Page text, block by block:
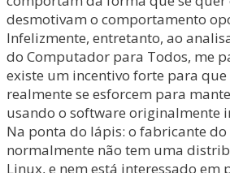
desmotivam o comportamento
Infelizmente, entretanto, ao
do Computador para Todos, me
existe um incentivo forte para
realmente se esforcem para
usando o software originalmente
Na ponta do lápis: o fabricante
normalmente não tem uma
Linux, e nem está interessado em